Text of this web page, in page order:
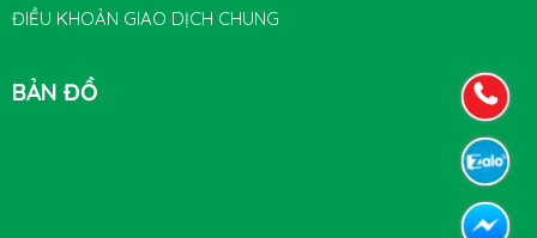
ĐIỀU KHOẢN GIAO DỊCH CHUNG
BẢN ĐỒ